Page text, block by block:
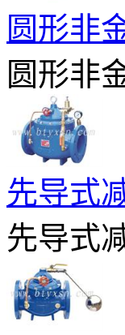
圆形非
圆形非
先导式
先导式